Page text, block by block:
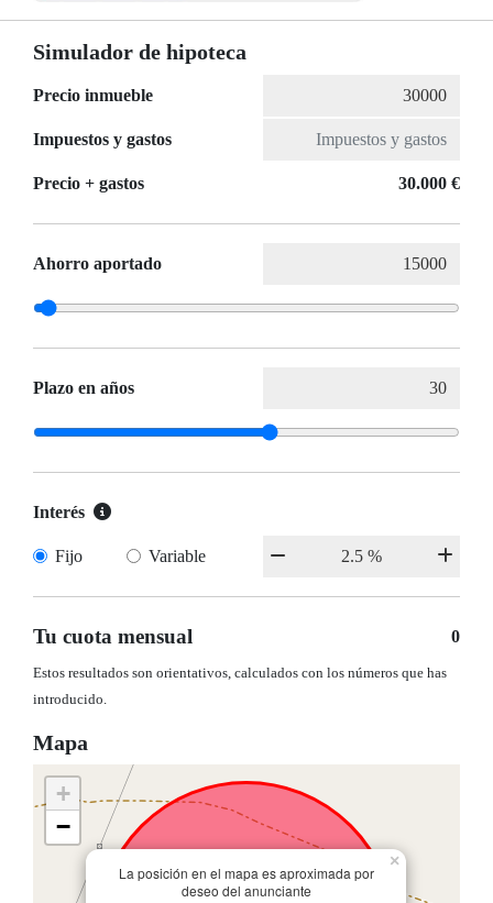
Simulador de hipoteca
Precio inmueble
Impuestos y gastos
Precio + gastos 30.000 €
Ahorro aportado
Plazo en años
Interés
Fijo Variable
Tu cuota mensual 0
Estos resultados son orientativos, calculados con los números que has
introducido.
Mapa
La posición en el mapa es aproximada por
deseo del anunciante
×
+
−